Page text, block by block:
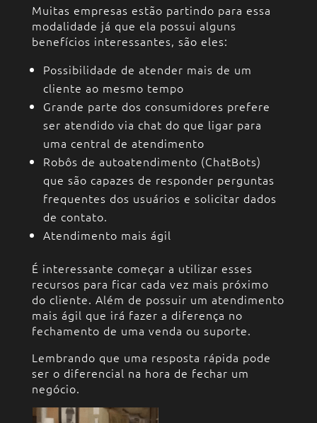
Muitas empresas estão partindo para essa
modalidade já que ela possui alguns
benefícios interessantes, são eles:
Possibilidade de atender mais de um
cliente ao mesmo tempo
Grande parte dos consumidores prefere
ser atendido via chat do que ligar para
uma central de atendimento
Robôs de autoatendimento (ChatBots)
que são capazes de responder perguntas
frequentes dos usuários e solicitar dados
de contato.
Atendimento mais ágil
É interessante começar a utilizar esses
recursos para ficar cada vez mais próximo
do cliente. Além de possuir um atendimento
mais ágil que irá fazer a diferença no
fechamento de uma venda ou suporte.
Lembrando que uma resposta rápida pode
ser o diferencial na hora de fechar um
negócio.